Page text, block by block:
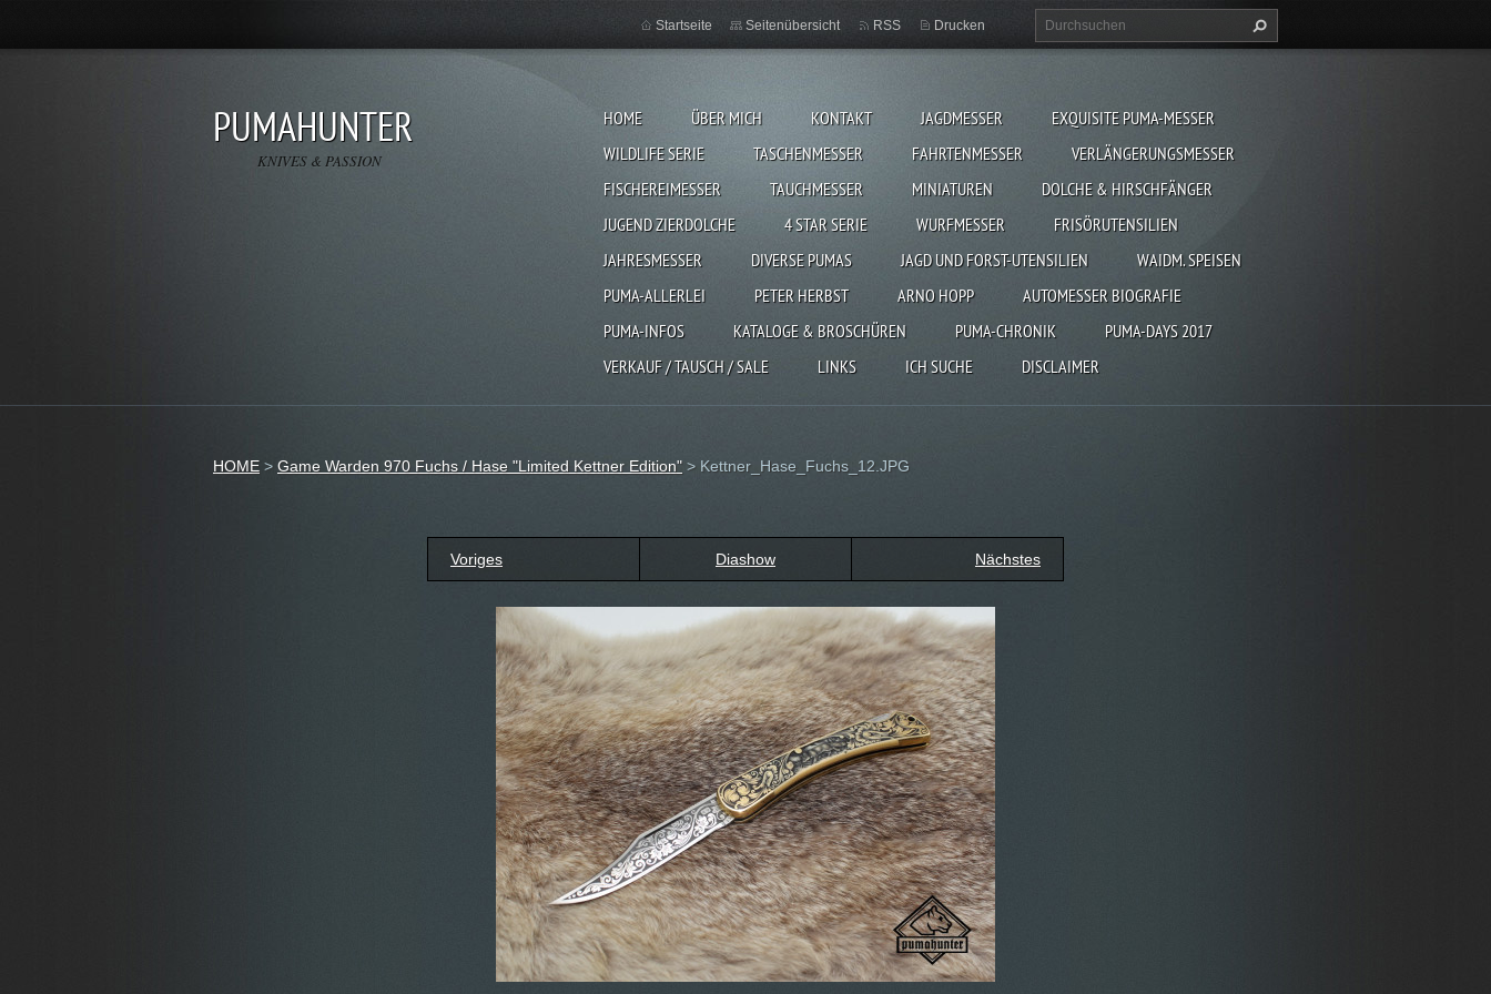
PUMAHUNTER
KNIVES & PASSION
HOME ÜBER MICH KONTAKT JAGDMESSER
EXQUISITE PUMA-MESSER
WILDLIFE SERIE
TASCHENMESSER FAHRTENMESSER
VERLÄNGERUNGSMESSER
FISCHEREIMESSER
TAUCHMESSER MINIATUREN
DOLCHE & HIRSCHFÄNGER
JUGEND ZIERDOLCHE
4 STAR SERIE WURFMESSER
FRISÖRUTENSILIEN
JAHRESMESSER
DIVERSE PUMAS JAGD UND FORST-UTENSILIEN
WAIDM. SPEISEN
PUMA-ALLERLEI
PETER HERBST ARNO HOPP
AUTOMESSER BIOGRAFIE
PUMA-INFOS
KATALOGE & BROSCHÜREN PUMA-CHRONIK
PUMA-DAYS 2017
VERKAUF / TAUSCH / SALE
LINKS ICH SUCHE DISCLAIMER
Startseite Seitenübersicht RSS Drucken
HOME > Game Warden 970 Fuchs / Hase "Limited Kettner Edition" > Kettner_Hase_Fuchs_12.JPG
Voriges Diashow Nächstes